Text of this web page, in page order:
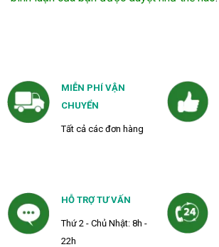
MIỄN PHÍ VẬN
CHUYỂN
Tất cả các đơn hàng
HỖ TRỢ TƯ VẤN
Thứ 2 - Chủ Nhật: 8h -
22h